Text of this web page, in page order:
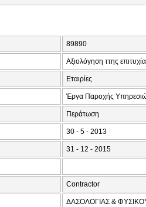
89890
Αξιολόγηση ττης
Εταιρίες
Έργα Παροχής
Περάτωση
30 - 5 - 2013
31 - 12 - 2015
Contractor
ΔΑΣΟΛΟΓΙΑΣ &